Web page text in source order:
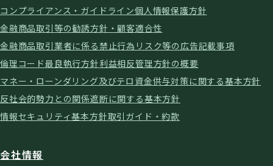
コンプライアンス・ガイドライン個人情報保護方針
金融商品取引等の勧誘方針・顧客適合性
金融商品取引業者に係る禁止行為 リスク等の広告記載事項
倫理コード最良執行方針利益相反管理方針の概要
マネー・ローンダリング及びテロ資金供与対策に関する基本方針
反社会的勢力との関係遮断に関する基本方針
情報セキュリティ基本方針取引ガイド・約款
会社情報